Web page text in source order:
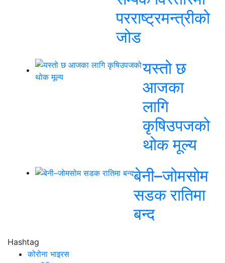
परराष्ट्रमन्त्रीको
जोड
यस्तो छ
आजका
लागि
कृषिउपजको
थोक मूल्य
बेनी–जोमसोम
सडक रातिमा
बन्द
Hashtag
कोरोना भाइरस